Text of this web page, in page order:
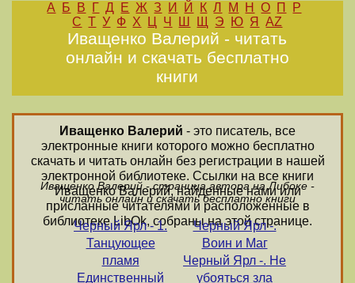
А Б В Г Д Е Ж З И Й К Л М Н О П
Р
С Т У Ф Х Ц Ч Ш Щ Э Ю Я AZ
Иващенко Валерий - читать
онлайн и скачать бесплатно
книги
Иващенко Валерий - это писатель, все
электронные книги которого можно бесплатно
скачать и читать онлайн без регистрации в нашей
электронной библиотеке. Ссылки на все книги
Иващенко Валерий, найденные нами или
присланные читателями и расположенные в
библиотеке LibOk, собраны на этой странице.
Иващенко Валерий - страница автора на Либоке -
читать онлайн и скачать бесплатно книги
Черный Ярл - 1.
Танцующее
пламя
Единственный
Черный Ярл -.
Воин и Маг
Черный Ярл -. Не
убояться зла